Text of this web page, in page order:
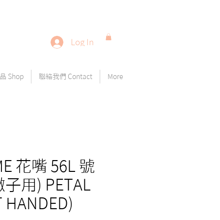
Log In
Shop 聯絡我們 Contact More
花嘴 56L 號
用) PETAL
HANDED)